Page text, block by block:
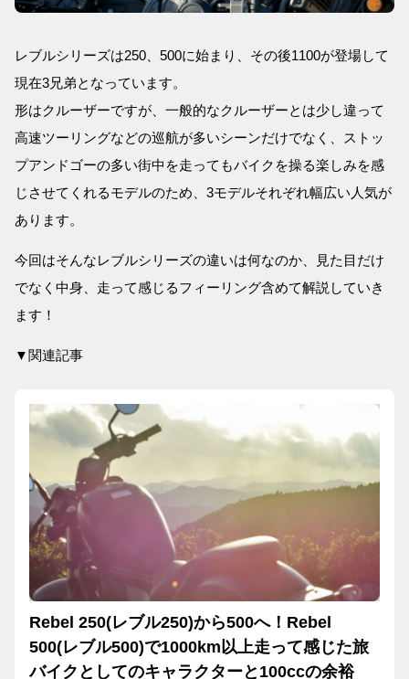
レブルシリーズは250、500に始まり、その後1100が登場して
現在3兄弟となっています。
形はクルーザーですが、一般的なクルーザーとは少し違って
高速ツーリングなどの巡航が多いシーンだけでなく、ストッ
プアンドゴーの多い街中を走ってもバイクを操る楽しみを感
じさせてくれるモデルのため、3モデルそれぞれ幅広い人気が
あります。
今回はそんなレブルシリーズの違いは何なのか、見た目だけ
でなく中身、走って感じるフィーリング含めて解説していき
ます！
▼関連記事
Rebel 250(レブル250)から500へ！Rebel
500(レブル500)で1000km以上走って感じた旅
バイクとしてのキャラクターと100ccの余裕